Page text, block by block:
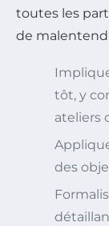
toutes les
de
tôt, y
ateliers
des